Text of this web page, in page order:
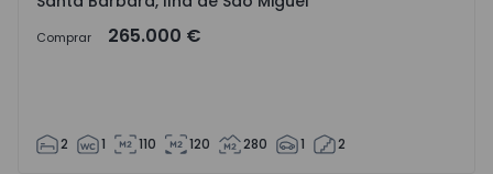
Comprar 265.000 €
2 1 110 120 280 1 2